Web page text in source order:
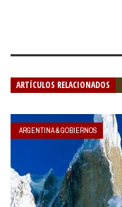
ARTÍCULOS RELACIONADOS
ARGENTINA & GOBIERNOS